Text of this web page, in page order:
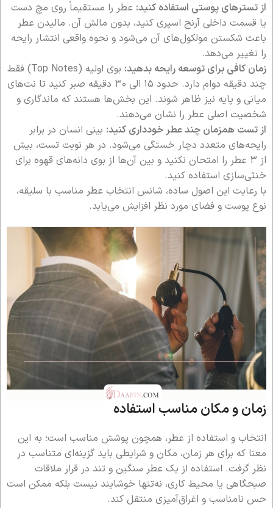
از تسترهای پوستی استفاده کنید: عطر را مستقیماً روی مچ دست
یا قسمت داخلی آرنج اسپری کنید، بدون مالش آن. مالیدن عطر
باعث شکستن مولکول‌های آن می‌شود و نحوه واقعی انتشار رایحه
را تغییر می‌دهد.
زمان کافی برای توسعه رایحه بدهید:
بوی اولیه (Top Notes) فقط
چند دقیقه دوام دارد. حدود ۱۵ الی ۳۰ دقیقه صبر کنید تا نت‌های
میانی و پایه نیز ظاهر شوند. این بخش‌ها هستند که ماندگاری و
شخصیت اصلی عطر را نشان می‌دهند.
از تست همزمان چند عطر خودداری کنید: بینی انسان در برابر
رایحه‌های متعدد دچار خستگی می‌شود. در هر نوبت تست، بیش
از ۳ عطر را امتحان نکنید و بین آن‌ها از بوی دانه‌های قهوه برای
خنثی‌سازی استفاده کنید.
با رعایت این اصول ساده، شانس انتخاب عطر مناسب با سلیقه،
نوع پوست و فضای مورد نظر افزایش می‌یابد.
زمان و مکان مناسب استفاده
انتخاب و استفاده از عطر، همچون پوشش مناسب است؛ به این
معنا که برای هر زمان، مکان و شرایطی باید گزینه‌ای متناسب در
نظر گرفت. استفاده از یک عطر سنگین و تند در قرار ملاقات
صبحگاهی یا محیط کاری، نه‌تنها خوشایند نیست بلکه ممکن است
حس نامناسب و اغراق‌آمیزی منتقل کند.